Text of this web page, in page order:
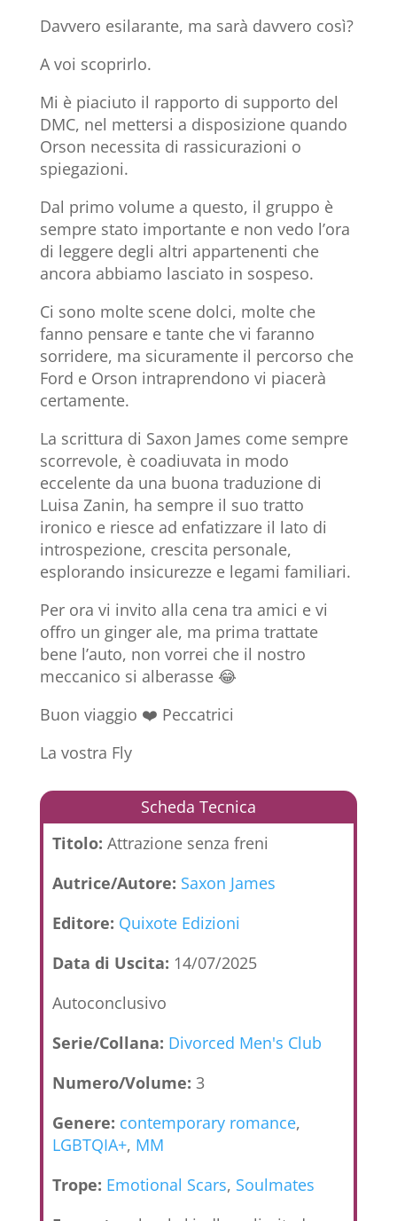
Davvero esilarante, ma sarà davvero così?
A voi scoprirlo.
Mi è piaciuto il rapporto di supporto del
DMC, nel mettersi a disposizione quando
Orson necessita di rassicurazioni o
spiegazioni.
Dal primo volume a questo, il gruppo è
sempre stato importante e non vedo l’ora
di leggere degli altri appartenenti che
ancora abbiamo lasciato in sospeso.
Ci sono molte scene dolci, molte che
fanno pensare e tante che vi faranno
sorridere, ma sicuramente il percorso che
Ford e Orson intraprendono vi piacerà
certamente.
La scrittura di Saxon James come sempre
scorrevole, è coadiuvata in modo
eccelente da una buona traduzione di
Luisa Zanin, ha sempre il suo tratto
ironico e riesce ad enfatizzare il lato di
introspezione, crescita personale,
esplorando insicurezze e legami familiari.
Per ora vi invito alla cena tra amici e vi
offro un ginger ale, ma prima trattate
bene l’auto, non vorrei che il nostro
meccanico si alberasse 😂
Buon viaggio ❤️ Peccatrici
La vostra Fly
Scheda Tecnica
Titolo: Attrazione senza freni
Autrice/Autore: Saxon James
Editore: Quixote Edizioni
Data di Uscita: 14/07/2025
Autoconclusivo
Serie/Collana: Divorced Men's Club
Numero/Volume: 3
Genere: contemporary romance,
LGBTQIA+, MM
Trope: Emotional Scars, Soulmates